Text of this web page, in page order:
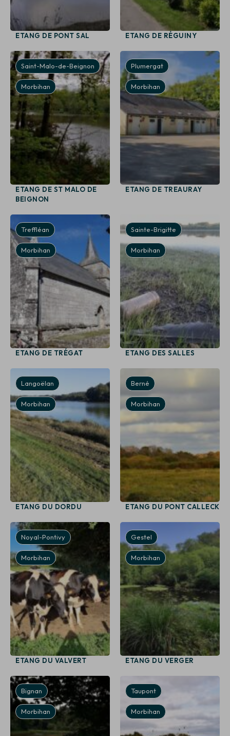
ETANG DE PONT SAL ETANG DE RÉGUINY
Saint-Malo-de-Beignon
Morbihan
ETANG DE ST MALO DE
BEIGNON
Plumergat
Morbihan
ETANG DE TREAURAY
Treffléan
Morbihan
ETANG DE TRÉGAT
Sainte-Brigitte
Morbihan
ETANG DES SALLES
Langoëlan
Morbihan
ETANG DU DORDU
Berné
Morbihan
ETANG DU PONT CALLECK
Noyal-Pontivy
Morbihan
ETANG DU VALVERT
Gestel
Morbihan
ETANG DU VERGER
Bignan
Morbihan
Taupont
Morbihan